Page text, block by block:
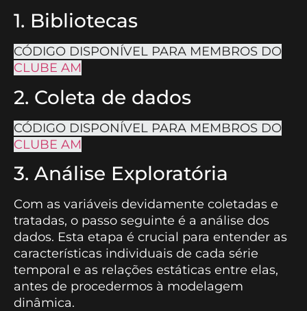
1. Bibliotecas
CÓDIGO DISPONÍVEL PARA MEMBROS DO
CLUBE AM
2. Coleta de dados
CÓDIGO DISPONÍVEL PARA MEMBROS DO
CLUBE AM
3. Análise Exploratória
Com as variáveis devidamente coletadas e
tratadas, o passo seguinte é a análise dos
dados. Esta etapa é crucial para entender as
características individuais de cada série
temporal e as relações estáticas entre elas,
antes de procedermos à modelagem
dinâmica.